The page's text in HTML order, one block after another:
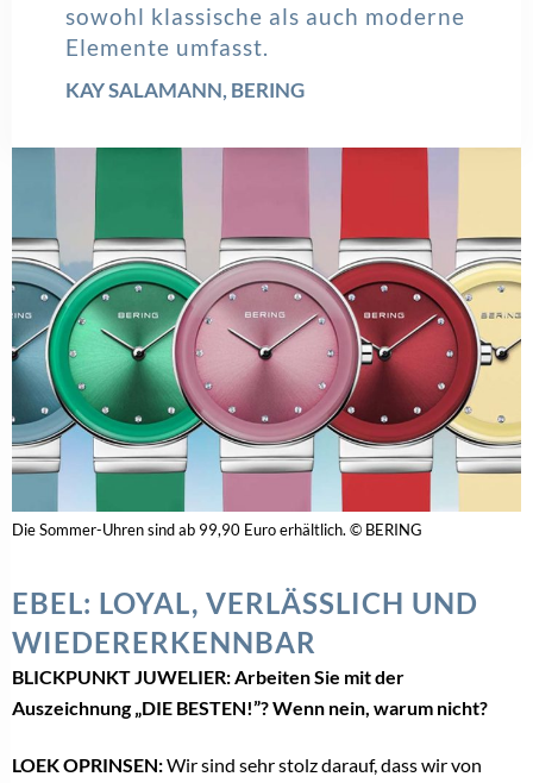
sowohl klassische als auch moderne
Elemente umfasst.
KAY SALAMANN, BERING
Die Sommer-Uhren sind ab 99,90 Euro erhältlich. © BERING
EBEL: LOYAL, VERLÄSSLICH UND
WIEDERERKENNBAR
BLICKPUNKT JUWELIER: Arbeiten Sie mit der
Auszeichnung „DIE BESTEN!”? Wenn nein, warum nicht?
LOEK OPRINSEN:Wir sind sehr stolz darauf, dass wir von